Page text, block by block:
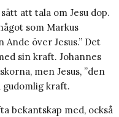
att tala om Jesu dop.
som Markus
över Jesus.” Det
sin kraft. Johannes
men Jesus, ”den
gudomlig kraft.
bekantskap med, också